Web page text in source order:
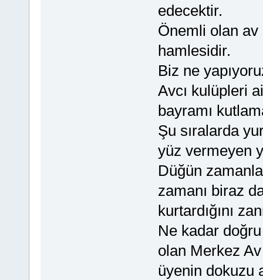
edecektir.
Önemli olan av
hamlesidir.
Biz ne
Avcı kulüpleri
bayramı
Şu sıralarda
yüz vermeyen
Düğün
zamanı biraz
kurtardığını
Ne kadar
olan Merkez
üyenin dokuzu